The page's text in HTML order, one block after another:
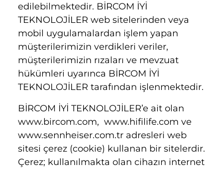
edilebilmektedir. BİRCOM İYİ
TEKNOLOJİLER web sitelerinden veya
mobil uygulamalardan işlem yapan
müşterilerimizin verdikleri veriler,
müşterilerimizin rızaları ve mevzuat
hükümleri uyarınca BİRCOM İYİ
TEKNOLOJİLER tarafından işlenmektedir.
BİRCOM İYİ TEKNOLOJİLER’e ait olan
www.bircom.com, www.hifilife.com ve
www.sennheiser.com.tr adresleri web
sitesi çerez (cookie) kullanan bir sitelerdir.
Çerez; kullanılmakta olan cihazın internet